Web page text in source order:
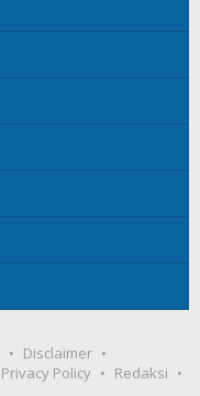
Disclaimer
Privacy Policy
Redaksi